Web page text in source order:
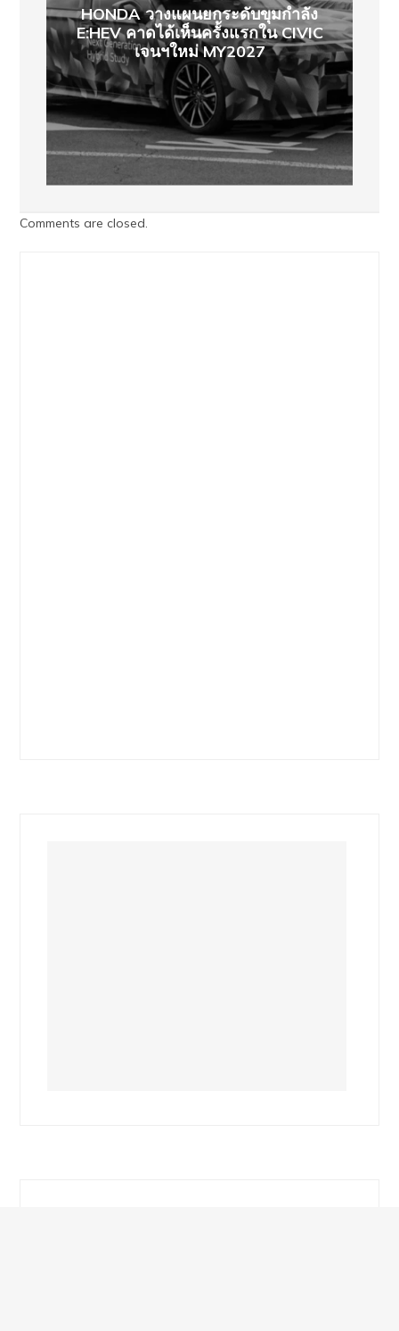
HONDA วางแผนยกระดับขุมกำลัง
E:HEV คาดได้เห็นครั้งแรกใน CIVIC
เจนฯใหม่ MY2027
Comments are closed.